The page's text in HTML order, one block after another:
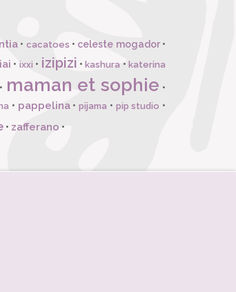
• cacatoes • celeste mogador•
• ixxi • izipizi •kashura •katerina
• maman et sophie •
• pappelina•pijama • pip studio •
• zafferano •